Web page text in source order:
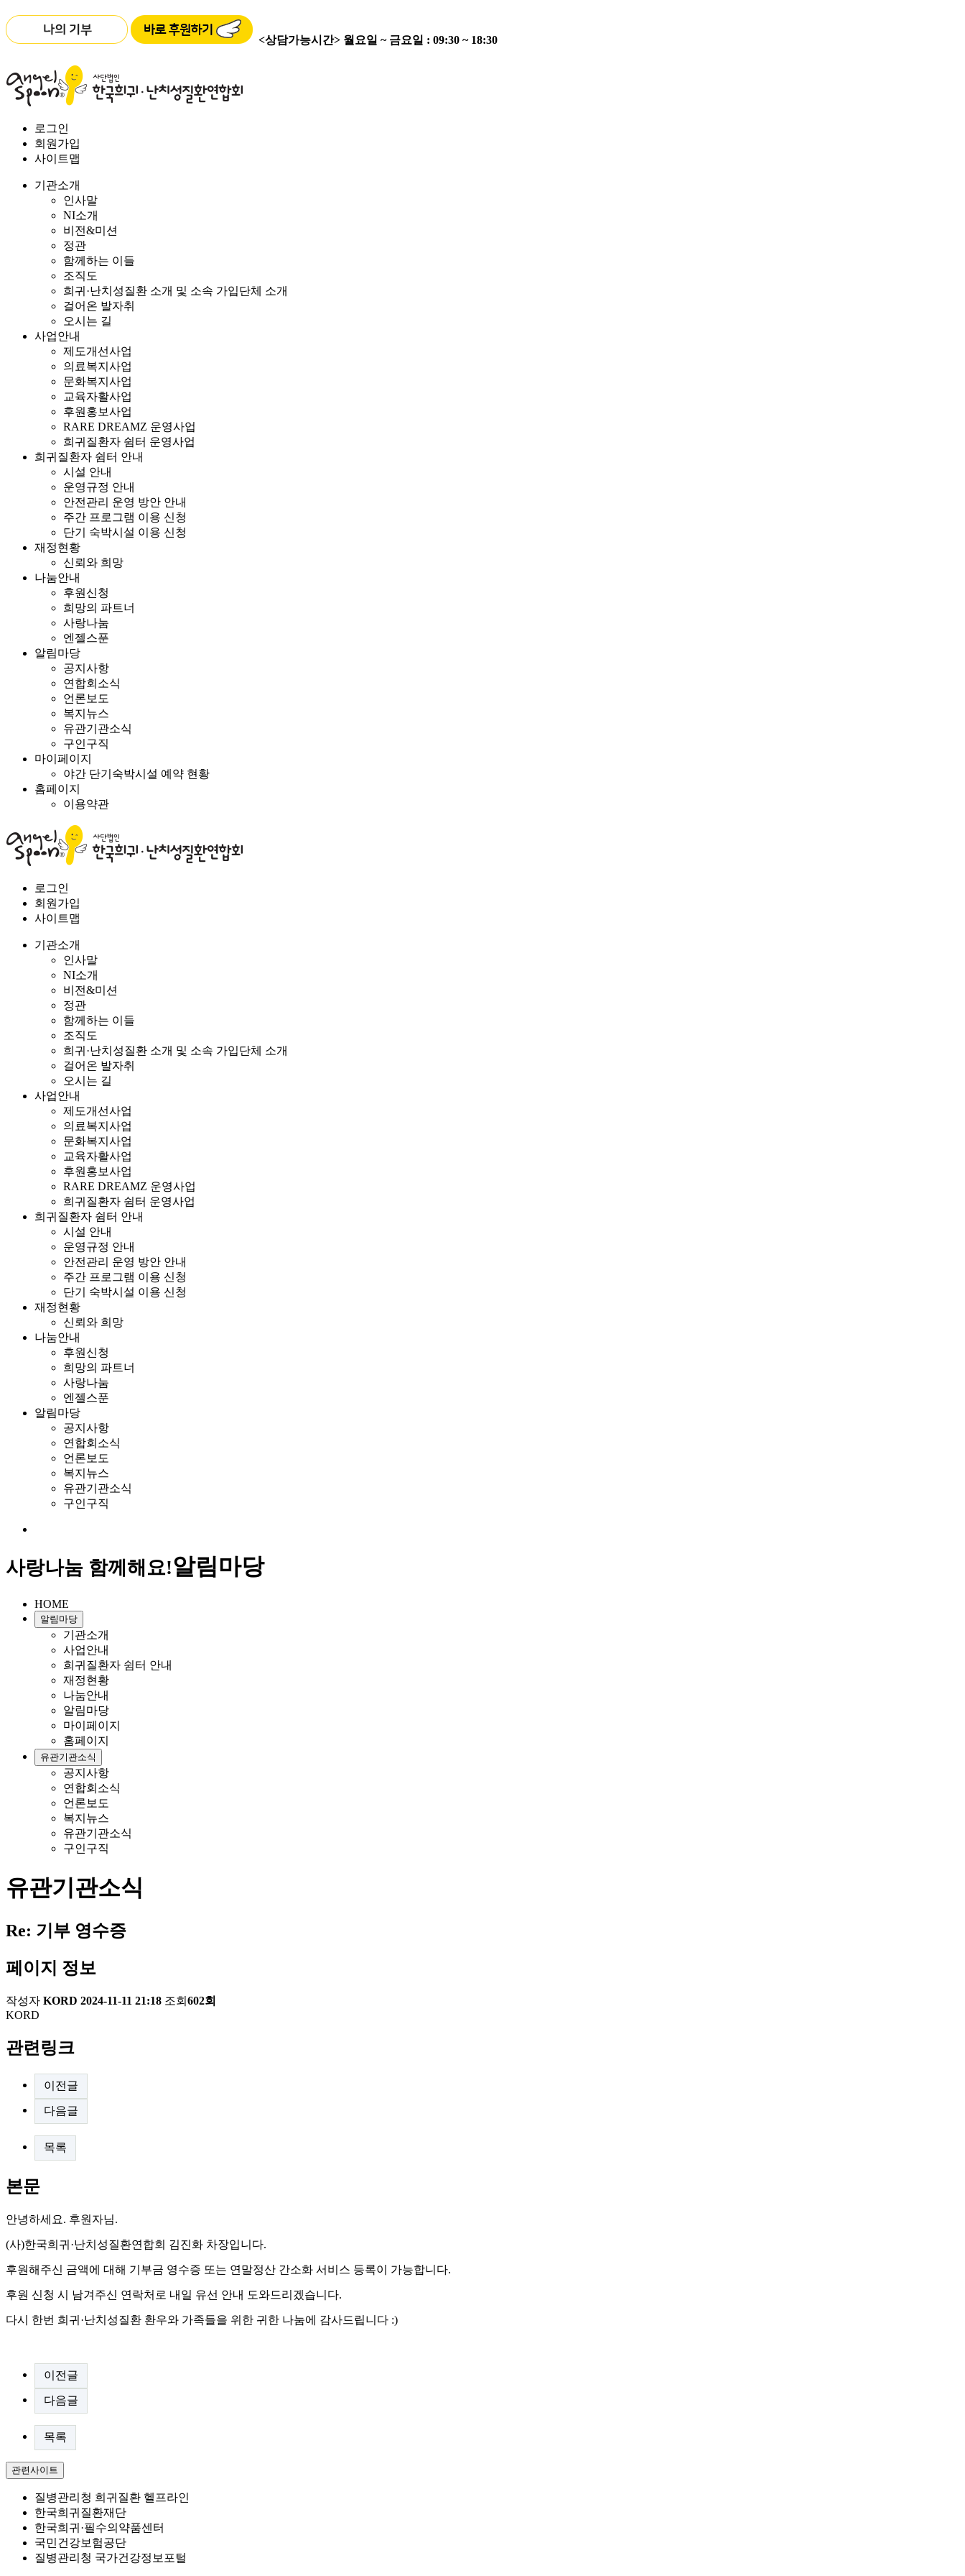
<상담가능시간> 월요일 ~ 금요일 : 09:30 ~ 18:30
로그인
회원가입
사이트맵
기관소개
인사말
NI소개
비전&미션
정관
함께하는 이들
조직도
희귀·난치성질환 소개 및 소속 가입단체 소개
걸어온 발자취
오시는 길
사업안내
제도개선사업
의료복지사업
문화복지사업
교육자활사업
후원홍보사업
RARE DREAMZ 운영사업
희귀질환자 쉼터 운영사업
희귀질환자 쉼터 안내
시설 안내
운영규정 안내
안전관리 운영 방안 안내
주간 프로그램 이용 신청
단기 숙박시설 이용 신청
재정현황
신뢰와 희망
나눔안내
후원신청
희망의 파트너
사랑나눔
엔젤스푼
알림마당
공지사항
연합회소식
언론보도
복지뉴스
유관기관소식
구인구직
마이페이지
야간 단기숙박시설 예약 현황
홈페이지
이용약관
로그인
회원가입
사이트맵
기관소개
인사말
NI소개
비전&미션
정관
함께하는 이들
조직도
희귀·난치성질환 소개 및 소속 가입단체 소개
걸어온 발자취
오시는 길
사업안내
제도개선사업
의료복지사업
문화복지사업
교육자활사업
후원홍보사업
RARE DREAMZ 운영사업
희귀질환자 쉼터 운영사업
희귀질환자 쉼터 안내
시설 안내
운영규정 안내
안전관리 운영 방안 안내
주간 프로그램 이용 신청
단기 숙박시설 이용 신청
재정현황
신뢰와 희망
나눔안내
후원신청
희망의 파트너
사랑나눔
엔젤스푼
알림마당
공지사항
연합회소식
언론보도
복지뉴스
유관기관소식
구인구직
사랑나눔 함께해요!알림마당
HOME
알림마당
기관소개
사업안내
희귀질환자 쉼터 안내
재정현황
나눔안내
알림마당
마이페이지
홈페이지
유관기관소식
공지사항
연합회소식
언론보도
복지뉴스
유관기관소식
구인구직
유관기관소식
Re: 기부 영수증
페이지 정보
작성자 KORD 2024-11-11 21:18 조회 602회
KORD
관련링크
이전글
다음글
목록
본문
안녕하세요. 후원자님.
(사)한국희귀·난치성질환연합회 김진화 차장입니다.
후원해주신 금액에 대해 기부금 영수증 또는 연말정산 간소화 서비스 등록이 가능합니다.
후원 신청 시 남겨주신 연락처로 내일 유선 안내 도와드리겠습니다.
다시 한번 희귀·난치성질환 환우와 가족들을 위한 귀한 나눔에 감사드립니다 :)
이전글
다음글
목록
관련사이트
질병관리청 희귀질환 헬프라인
한국희귀질환재단
한국희귀·필수의약품센터
국민건강보험공단
질병관리청 국가건강정보포털